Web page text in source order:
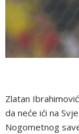
Zlatan
da neće ići na
Nogometnog